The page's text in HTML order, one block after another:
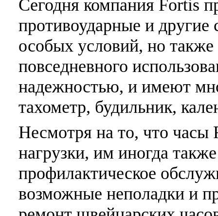
Сегодня компания Fortis
противоударные и
особых условий, но
повседневного
надежностью, и имеют
тахометр, будильник,
Несмотря на то, что
нагрузки, им иногда
профилактическое
возможные неполадки и